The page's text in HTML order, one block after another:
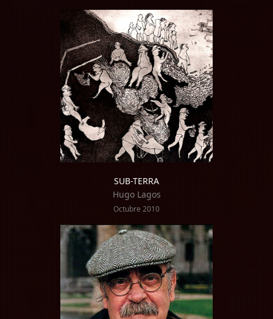
SUB-TERRA
Hugo Lagos
Octubre 2010